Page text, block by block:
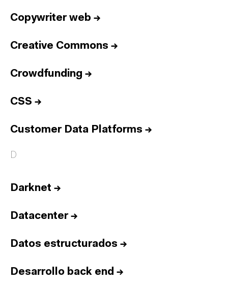
Copywriter web →
Creative Commons →
Crowdfunding →
CSS →
Customer Data Platforms →
D
Darknet →
Datacenter→
Datos estructurados →
Desarrollo back end →